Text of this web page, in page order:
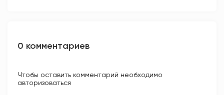
0 комментариев
Чтобы оставить комментарий необходимо
авторизоваться